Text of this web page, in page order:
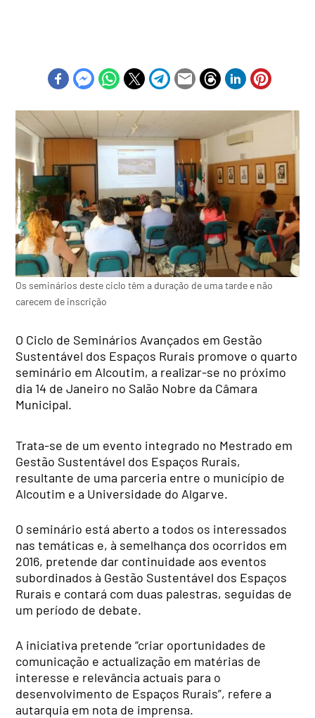
Os seminários deste ciclo têm a duração de uma tarde e não
carecem de inscrição
O Ciclo de Seminários Avançados em Gestão
Sustentável dos Espaços Rurais promove o quarto
seminário em Alcoutim, a realizar-se no próximo
dia 14 de Janeiro no Salão Nobre da Câmara
Municipal.
Trata-se de um evento integrado no Mestrado em
Gestão Sustentável dos Espaços Rurais,
resultante de uma parceria entre o município de
Alcoutim e a Universidade do Algarve.
O seminário está aberto a todos os interessados
nas temáticas e, à semelhança dos ocorridos em
2016, pretende dar continuidade aos eventos
subordinados à Gestão Sustentável dos Espaços
Rurais e contará com duas palestras, seguidas de
um período de debate.
A iniciativa pretende “criar oportunidades de
comunicação e actualização em matérias de
interesse e relevância actuais para o
desenvolvimento de Espaços Rurais”, refere a
autarquia em nota de imprensa.